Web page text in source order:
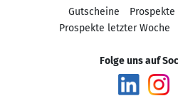
Gutscheine
Prospekte letzter Woche
Folge uns auf